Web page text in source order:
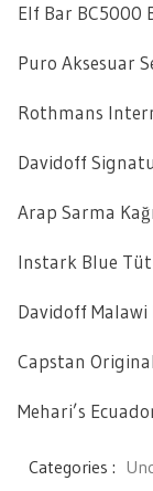
Elf Bar BC5000
Puro Aksesuar
Rothmans
Davidoff
Arap Sarma
Instark Blue
Davidoff
Capstan
Mehari’s
Categories :